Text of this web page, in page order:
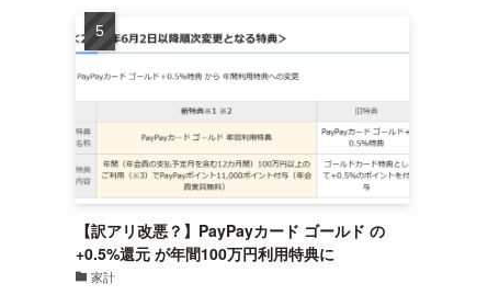
【訳アリ改悪？】PayPayカード ゴールド の
+0.5%還元 が年間100万円利用特典に
家計